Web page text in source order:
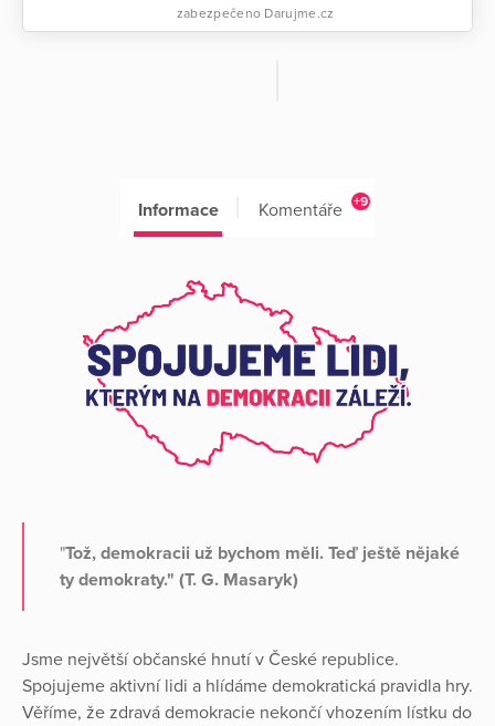
zabezpečeno Darujme.cz
Informace Komentáře +9
"Tož, demokracii už bychom měli. Teď ještě nějaké
ty demokraty." (T. G. Masaryk)
Jsme největší občanské hnutí v České republice.
Spojujeme aktivní lidi a hlídáme demokratická pravidla hry.
Věříme, že zdravá demokracie nekončí vhozením lístku do